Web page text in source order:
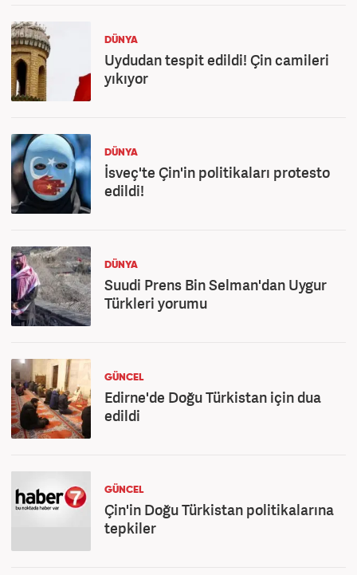
DÜNYA
Uydudan tespit edildi! Çin camileri
yıkıyor
DÜNYA
İsveç'te Çin'in politikaları protesto
edildi!
DÜNYA
Suudi Prens Bin Selman'dan Uygur
Türkleri yorumu
GÜNCEL
Edirne'de Doğu Türkistan için dua
edildi
GÜNCEL
Çin'in Doğu Türkistan politikalarına
tepkiler